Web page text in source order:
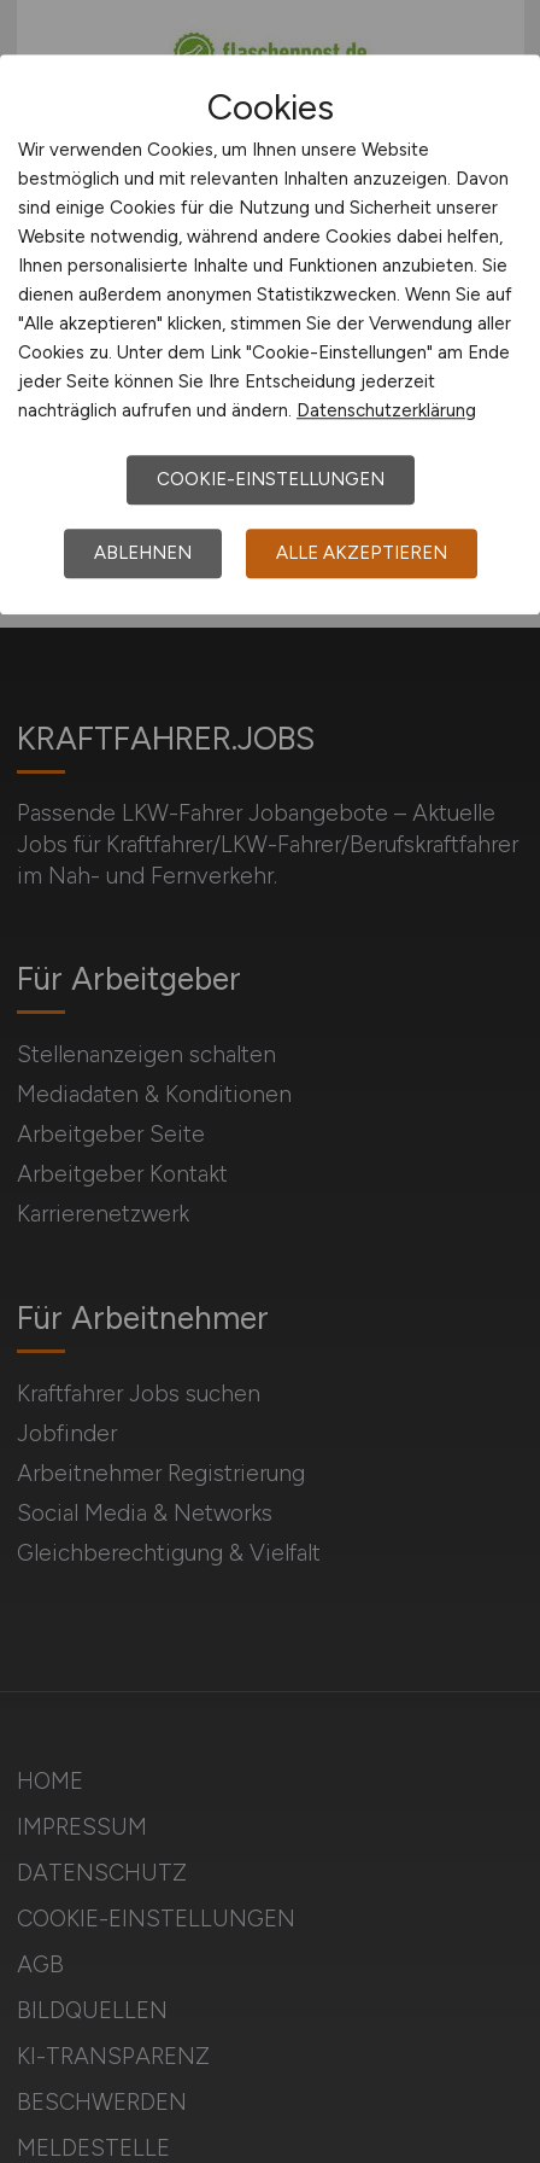
Fahrer / Kurier (m/w/d)
flaschenpost SE
vor 2 Tagen
Bremen
1
KRAFTFAHRER.JOBS
Passende LKW-Fahrer Jobangebote – Aktuelle
Jobs für Kraftfahrer/LKW-Fahrer/Berufskraftfahrer
im Nah- und Fernverkehr.
Für Arbeitnehmer
Kraftfahrer Jobs suchen
Jobfinder
Arbeitnehmer Registrierung
Social Media & Networks
Gleichberechtigung & Vielfalt
Für Arbeitgeber
Stellenanzeigen schalten
Mediadaten & Konditionen
Arbeitgeber Seite
Arbeitgeber Kontakt
Karrierenetzwerk
HOME
IMPRESSUM
DATENSCHUTZ
COOKIE-EINSTELLUNGEN
AGB
BILDQUELLEN
KI-TRANSPARENZ
BESCHWERDEN
MELDESTELLE
Cookies
Wir verwenden Cookies, um Ihnen unsere Website
bestmöglich und mit relevanten Inhalten anzuzeigen. Davon
sind einige Cookies für die Nutzung und Sicherheit unserer
Website notwendig, während andere Cookies dabei helfen,
Ihnen personalisierte Inhalte und Funktionen anzubieten. Sie
dienen außerdem anonymen Statistikzwecken. Wenn Sie auf
"Alle akzeptieren" klicken, stimmen Sie der Verwendung aller
Cookies zu. Unter dem Link "Cookie-Einstellungen" am Ende
jeder Seite können Sie Ihre Entscheidung jederzeit
nachträglich aufrufen und ändern. Datenschutzerklärung
COOKIE-EINSTELLUNGEN
ABLEHNEN ALLE AKZEPTIEREN